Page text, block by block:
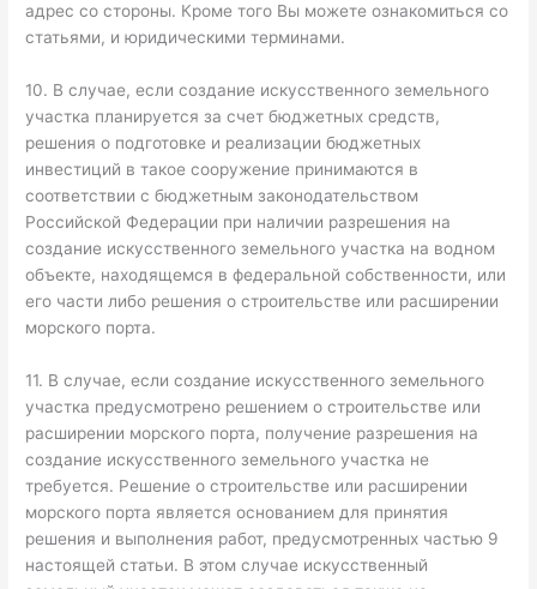
адрес со стороны. Кроме того Вы можете ознакомиться со
статьями, и юридическими терминами.
10. В случае, если создание искусственного земельного
участка планируется за счет бюджетных средств,
решения о подготовке и реализации бюджетных
инвестиций в такое сооружение принимаются в
соответствии с бюджетным законодательством
Российской Федерации при наличии разрешения на
создание искусственного земельного участка на водном
объекте, находящемся в федеральной собственности, или
его части либо решения о строительстве или расширении
морского порта.
11. В случае, если создание искусственного земельного
участка предусмотрено решением о строительстве или
расширении морского порта, получение разрешения на
создание искусственного земельного участка не
требуется. Решение о строительстве или расширении
морского порта является основанием для принятия
решения и выполнения работ, предусмотренных частью 9
настоящей статьи. В этом случае искусственный